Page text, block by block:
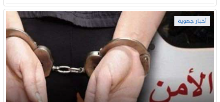
أخبار جهوية